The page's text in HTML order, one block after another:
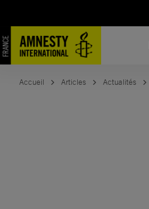
contenu
Accueil Articles Actualités